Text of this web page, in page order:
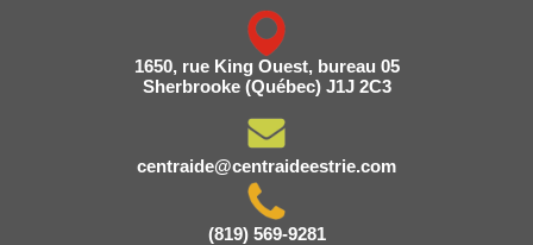
1650, rue King Ouest, bureau 05
Sherbrooke (Québec) J1J 2C3
centraide@centraideestrie.com
(819) 569-9281